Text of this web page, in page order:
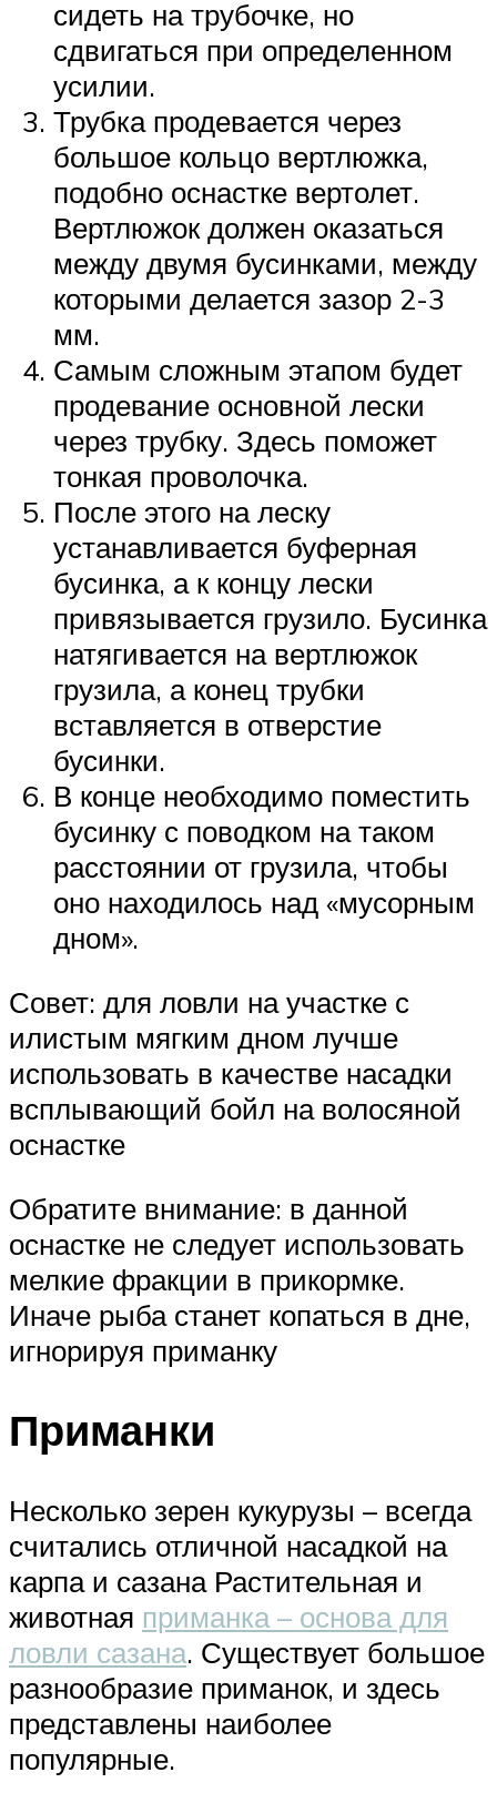
сидеть на трубочке, но
сдвигаться при определенном
усилии.
Трубка продевается через
большое кольцо вертлюжка,
подобно оснастке вертолет.
Вертлюжок должен оказаться
между двумя бусинками, между
которыми делается зазор 2-3
мм.
Самым сложным этапом будет
продевание основной лески
через трубку. Здесь поможет
тонкая проволочка.
После этого на леску
устанавливается буферная
бусинка, а к концу лески
привязывается грузило. Бусинка
натягивается на вертлюжок
грузила, а конец трубки
вставляется в отверстие
бусинки.
В конце необходимо поместить
бусинку с поводком на таком
расстоянии от грузила, чтобы
оно находилось над «мусорным
дном».
Совет: для ловли на участке с
илистым мягким дном лучше
использовать в качестве насадки
всплывающий бойл на волосяной
оснастке
Обратите внимание: в данной
оснастке не следует использовать
мелкие фракции в прикормке.
Иначе рыба станет копаться в дне,
игнорируя приманку
Приманки
Несколько зерен кукурузы – всегда
считались отличной насадкой на
карпа и сазана Растительная и
животная приманка – основа для
ловли сазана. Существует большое
разнообразие приманок, и здесь
представлены наиболее
популярные.